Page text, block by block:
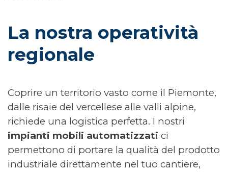
La nostra operatività
regionale
Coprire un territorio vasto come il Piemonte,
dalle risaie del vercellese alle valli alpine,
richiede una logistica perfetta. I nostri
impianti mobili automatizzati ci
permettono di portare la qualità del prodotto
industriale direttamente nel tuo cantiere,